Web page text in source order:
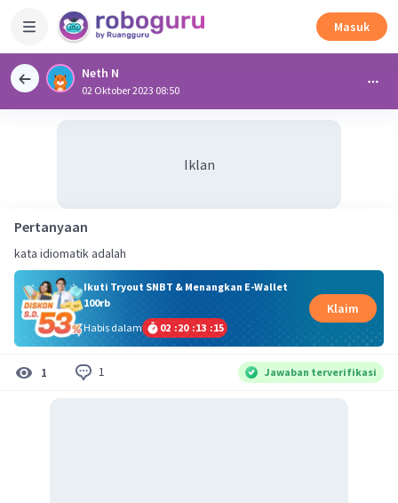
Masuk
Neth N
02 Oktober 2023 08:50
Iklan
Pertanyaan
kata idiomatik adalah
Ikuti Tryout SNBT & Menangkan E-Wallet
100rb
Habis dalam
02 :20 :13 :14
Klaim
1 1 Jawaban terverifikasi